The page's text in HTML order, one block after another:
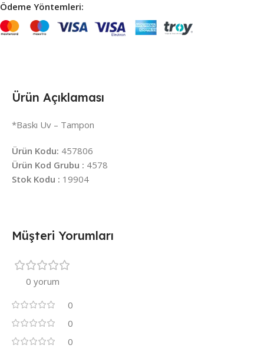
Ödeme Yöntemleri:
Ürün Açıklaması
*Baskı Uv – Tampon
Ürün Kodu: 457806
Ürün Kod Grubu : 4578
Stok Kodu : 19904
Müşteri Yorumları
0 yorum
0
0
0